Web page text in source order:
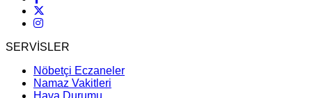
SERVİSLER
Nöbetçi Eczaneler
Namaz Vakitleri
Hava Durumu